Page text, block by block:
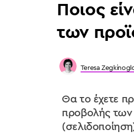
Ποιος
των
Teresa
Θα το έχετε
προβολής των